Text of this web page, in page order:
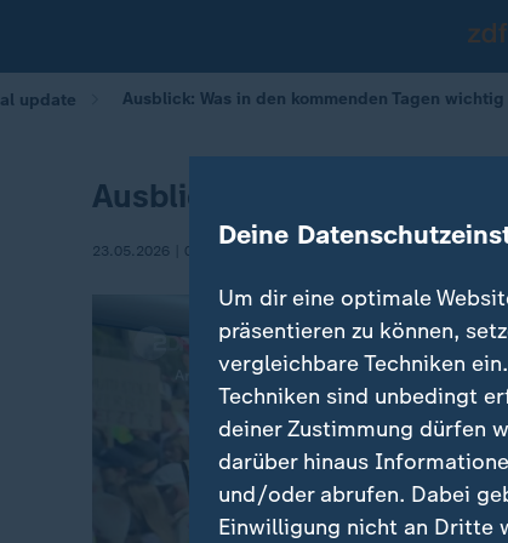
update Ausblick: Was in den kommenden Tagen
Ausblick: Was in den
23.05.2026 | 00:00 Deine
Um dir eine optimale
präsentieren zu können,
vergleichbare Techniken
Techniken sind unbedingt
deiner Zustimmung dürfen
darüber hinaus
und/oder abrufen. Dabei
Einwilligung nicht an Dritte